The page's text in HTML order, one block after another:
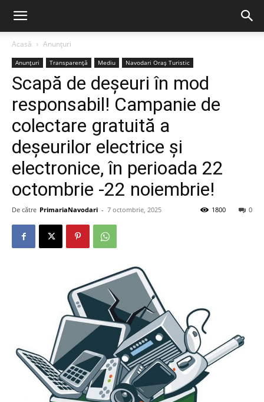
Acasă Anunțuri
Anunțuri Transparență Mediu Navodari Oraș Turistic
Scapă de deșeuri în mod
responsabil! Campanie de
colectare gratuită a
deșeurilor electrice și
electronice, în perioada 22
octombrie -22 noiembrie!
De către PrimariaNavodari - 7 octombrie, 2025 0
1800